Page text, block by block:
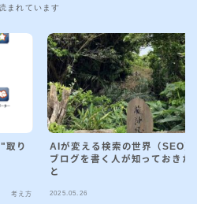
まれています
取り
考え方
AIが変える検索の世界（SEO）
ブログを書く人が知っておきた
と
2025.05.26